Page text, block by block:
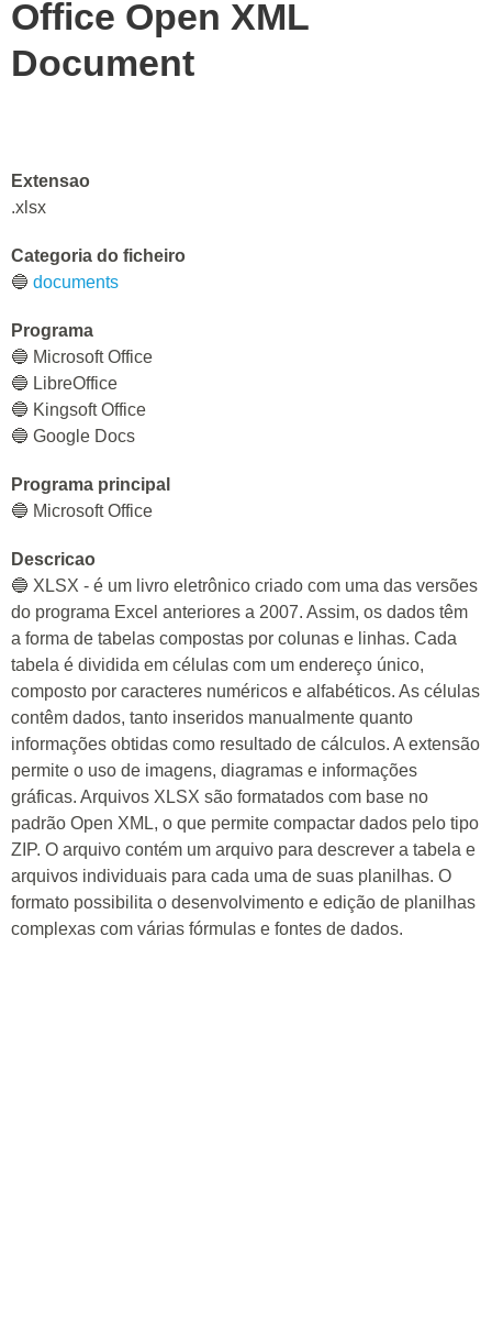
Office Open XML
Document
Extensao
.xlsx
Categoria do ficheiro
🔵 documents
Programa
🔵 Microsoft Office
🔵 LibreOffice
🔵 Kingsoft Office
🔵 Google Docs
Programa principal
🔵 Microsoft Office
Descricao
🔵 XLSX - é um livro eletrônico criado com uma das versões
do programa Excel anteriores a 2007. Assim, os dados têm
a forma de tabelas compostas por colunas e linhas. Cada
tabela é dividida em células com um endereço único,
composto por caracteres numéricos e alfabéticos. As células
contêm dados, tanto inseridos manualmente quanto
informações obtidas como resultado de cálculos. A extensão
permite o uso de imagens, diagramas e informações
gráficas. Arquivos XLSX são formatados com base no
padrão Open XML, o que permite compactar dados pelo tipo
ZIP. O arquivo contém um arquivo para descrever a tabela e
arquivos individuais para cada uma de suas planilhas. O
formato possibilita o desenvolvimento e edição de planilhas
complexas com várias fórmulas e fontes de dados.